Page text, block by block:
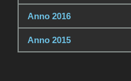
Anno 2016
Anno 2015